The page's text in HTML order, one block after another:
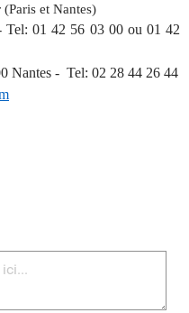
et Nantes)
Tel: 01 42 56 03 00 ou 01 42
Nantes - Tel: 02 28 44 26 44